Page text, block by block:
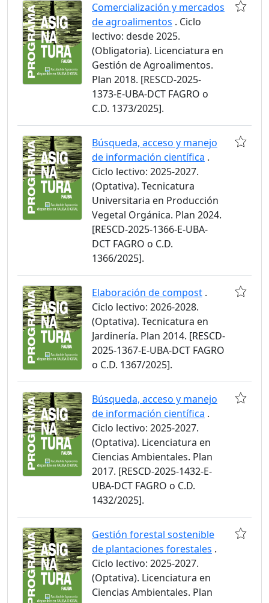
Comercialización y mercados
de agroalimentos . Ciclo
lectivo: desde 2025.
(Obligatoria). Licenciatura en
Gestión de Agroalimentos.
Plan 2018. [RESCD-2025-
1373-E-UBA-DCT FAGRO o
C.D. 1373/2025].
Búsqueda, acceso y manejo
de información científica .
Ciclo lectivo: 2025-2027.
(Optativa). Tecnicatura
Universitaria en Producción
Vegetal Orgánica. Plan 2024.
[RESCD-2025-1366-E-UBA-
DCT FAGRO o C.D.
1366/2025].
Elaboración de compost .
Ciclo lectivo: 2026-2028.
(Optativa). Tecnicatura en
Jardinería. Plan 2014. [RESCD-
2025-1367-E-UBA-DCT FAGRO
o C.D. 1367/2025].
Búsqueda, acceso y manejo
de información científica .
Ciclo lectivo: 2025-2027.
(Optativa). Licenciatura en
Ciencias Ambientales. Plan
2017. [RESCD-2025-1432-E-
UBA-DCT FAGRO o C.D.
1432/2025].
Gestión forestal sostenible
de plantaciones forestales .
Ciclo lectivo: 2025-2027.
(Optativa). Licenciatura en
Ciencias Ambientales. Plan